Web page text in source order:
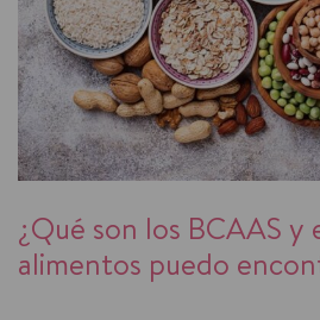
¿Qué son los BCAAS y
alimentos puedo